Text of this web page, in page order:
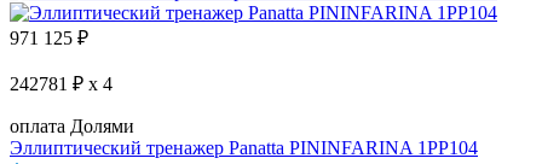
971 125 ₽
242781 ₽ x 4
оплата Долями
Эллиптический тренажер Panatta PININFARINA 1PP104